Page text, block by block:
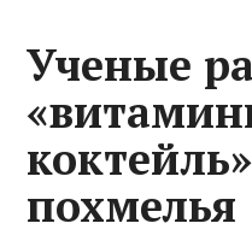
Ученые
похмелья